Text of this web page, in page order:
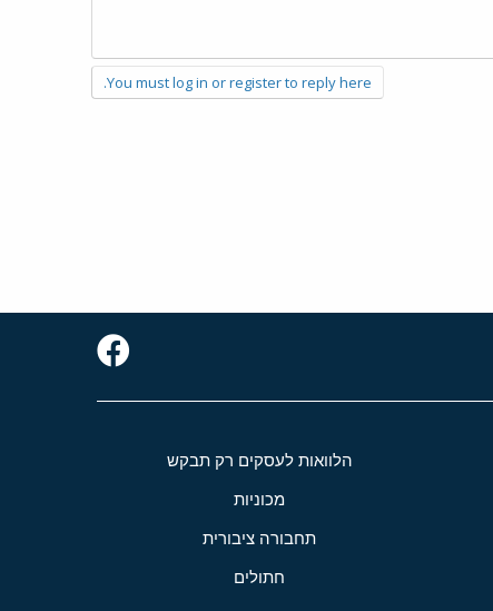
You must log in or register to reply here.
הלוואות לעסקים רק תבקש
מכוניות
תחבורה ציבורית
חתולים